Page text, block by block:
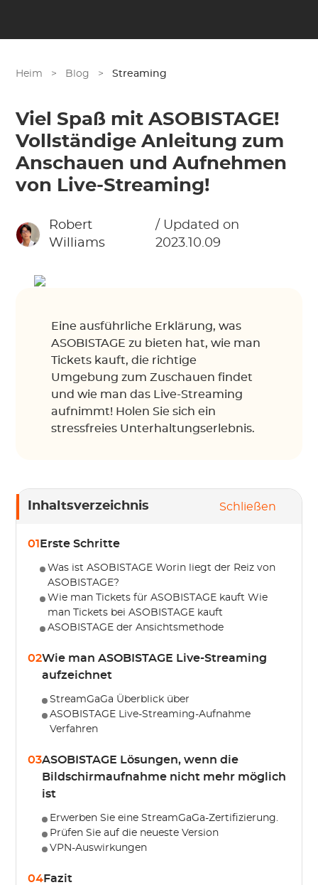
Heim > Blog > Streaming
Viel Spaß mit ASOBISTAGE!
Vollständige Anleitung zum
Anschauen und Aufnehmen
von Live-Streaming!
Robert
Williams
/ Updated on
2023.10.09
Eine ausführliche Erklärung, was
ASOBISTAGE zu bieten hat, wie man
Tickets kauft, die richtige
Umgebung zum Zuschauen findet
und wie man das Live-Streaming
aufnimmt! Holen Sie sich ein
stressfreies Unterhaltungserlebnis.
Inhaltsverzeichnis Schließen
01 Erste Schritte
Was ist ASOBISTAGE Worin liegt der Reiz von
ASOBISTAGE?
Wie man Tickets für ASOBISTAGE kauft Wie
man Tickets bei ASOBISTAGE kauft
ASOBISTAGE der Ansichtsmethode
02Wie man ASOBISTAGE Live-Streaming
aufzeichnet
StreamGaGa Überblick über
ASOBISTAGE Live-Streaming-Aufnahme
Verfahren
03ASOBISTAGE Lösungen, wenn die
Bildschirmaufnahme nicht mehr möglich
ist
Erwerben Sie eine StreamGaGa-Zertifizierung.
Prüfen Sie auf die neueste Version
VPN-Auswirkungen
04Fazit